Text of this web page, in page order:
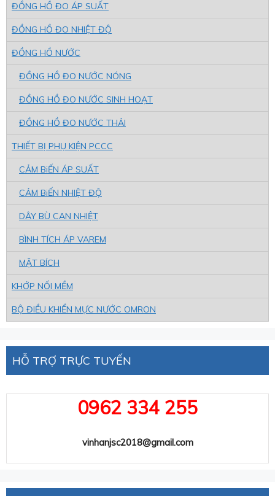
ĐỒNG HỒ ĐO ÁP SUẤT
ĐỒNG HỒ ĐO NHIỆT ĐỘ
ĐỒNG HỒ NƯỚC
ĐỒNG HỒ ĐO NƯỚC NÓNG
ĐỒNG HỒ ĐO NƯỚC SINH HOẠT
ĐỒNG HỒ ĐO NƯỚC THẢI
THIẾT BỊ PHỤ KIỆN PCCC
CẢM BiẾN ÁP SUẤT
CẢM BiẾN NHIỆT ĐỘ
DÂY BÙ CAN NHIỆT
BÌNH TÍCH ÁP VAREM
MẶT BÍCH
KHỚP NỐI MỀM
BỘ ĐIỀU KHIỂN MỰC NƯỚC OMRON
HỖ TRỢ TRỰC TUYẾN
0962 334 255
vinhanjsc2018@gmail.com